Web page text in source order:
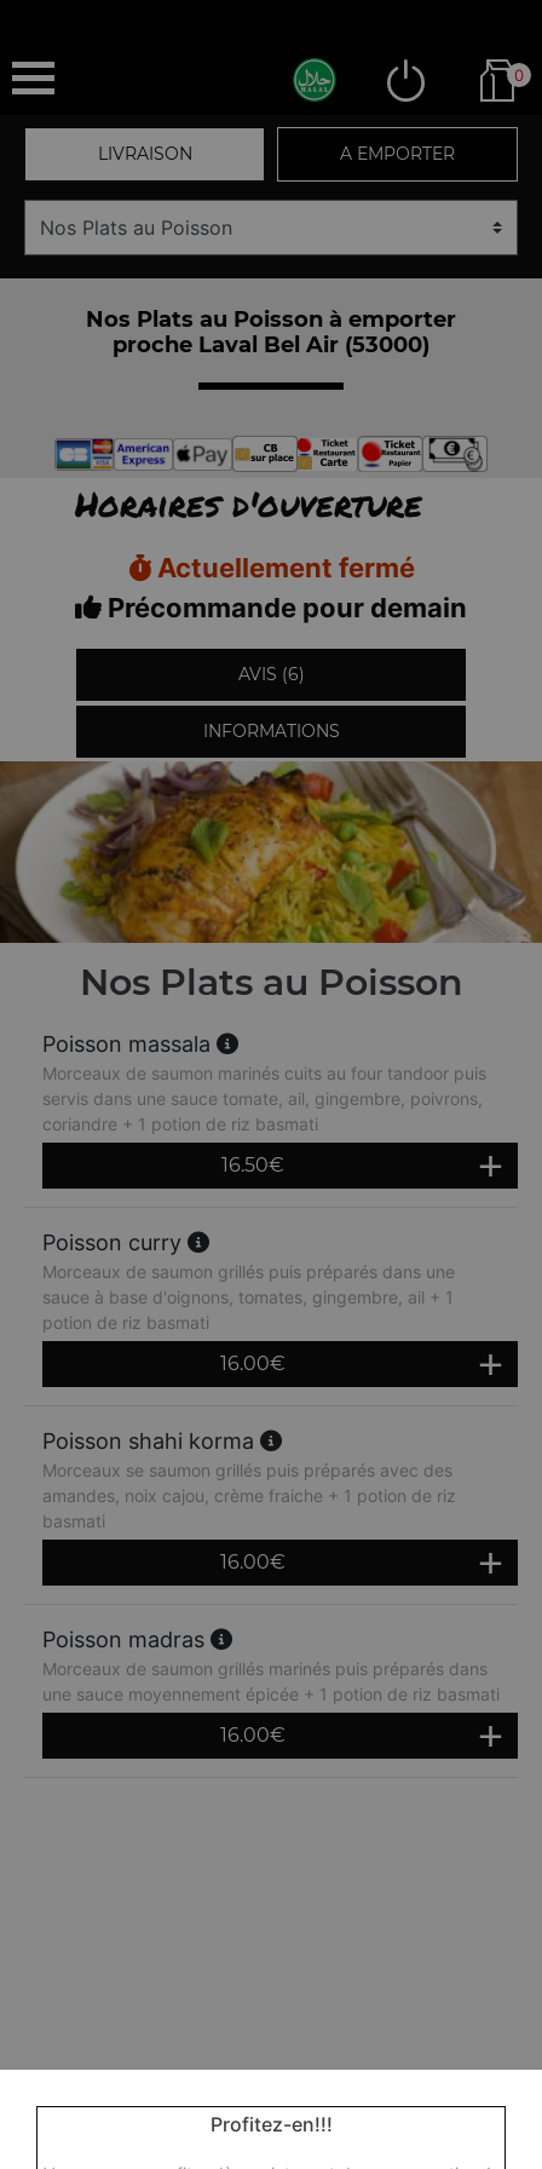
0
LIVRAISON A EMPORTER
Nos Plats au Poisson à emporter
proche Laval Bel Air (53000)
Horaires d'ouverture
Actuellement fermé
Précommande pour demain
AVIS (6)
INFORMATIONS
Nos Plats au Poisson
Poisson massala
Morceaux de saumon marinés cuits au four tandoor puis
servis dans une sauce tomate, ail, gingembre, poivrons,
coriandre + 1 potion de riz basmati
16.50€
Poisson curry
Morceaux de saumon grillés puis préparés dans une
sauce à base d'oignons, tomates, gingembre, ail + 1
potion de riz basmati
16.00€
Poisson shahi korma
Morceaux se saumon grillés puis préparés avec des
amandes, noix cajou, crème fraiche + 1 potion de riz
basmati
16.00€
Poisson madras
Morceaux de saumon grillés marinés puis préparés dans
une sauce moyennement épicée + 1 potion de riz basmati
16.00€
Profitez-en!!!